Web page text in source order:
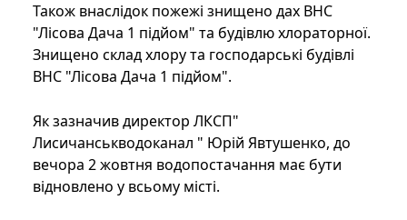
Також внаслідок пожежі знищено дах ВНС
"Лісова Дача 1 підйом" та будівлю хлораторної.
Знищено склад хлору та господарські будівлі
ВНС "Лісова Дача 1 підйом".
Як зазначив директор ЛКСП"
Лисичанськводоканал " Юрій Явтушенко, до
вечора 2 жовтня водопостачання має бути
відновлено у всьому місті.